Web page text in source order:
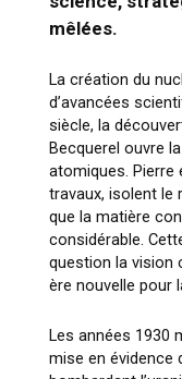
mêlées.
La création du
d’avancées
siècle, la
Becquerel ouvre
atomiques. Pierre
travaux, isolent le
que la matière
considérable.
question la vision
ère nouvelle pour
Les années 1930
mise en évidence